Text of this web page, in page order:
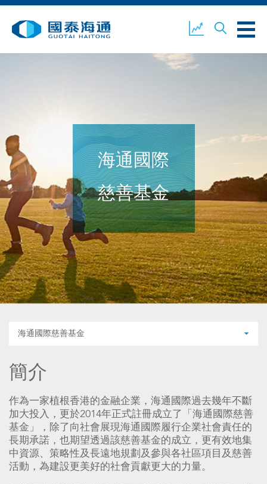
環境、社會及企業管治 國泰海通證券
開設戶口 客戶登入
海通國際
慈善基金
海通國際慈善基金
簡介
作為一家植根香港的金融企業，海通國際過去幾年不斷
加大投入，更於2014年正式註冊成立了「海通國際慈善
基金」，除了向社會展現海通國際履行企業社會責任的
長期承諾，也期望透過該慈善基金的成立，更有效地集
中資源、策略性及長遠地規劃及參與各社區項目及慈善
活動，為建設更美好的社會貢獻更大的力量。